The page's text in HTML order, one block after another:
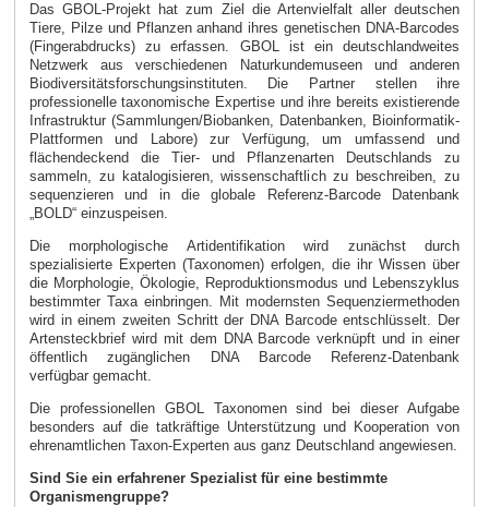
Das GBOL-Projekt hat zum Ziel die Artenvielfalt aller deutschen
Tiere, Pilze und Pflanzen anhand ihres genetischen DNA-Barcodes
(Fingerabdrucks) zu erfassen. GBOL ist ein deutschlandweites
Netzwerk aus verschiedenen Naturkundemuseen und anderen
Biodiversitätsforschungsinstituten. Die Partner stellen ihre
professionelle taxonomische Expertise und ihre bereits existierende
Infrastruktur (Sammlungen/Biobanken, Datenbanken, Bioinformatik-
Plattformen und Labore) zur Verfügung, um umfassend und
flächendeckend die Tier- und Pflanzenarten Deutschlands zu
sammeln, zu katalogisieren, wissenschaftlich zu beschreiben, zu
sequenzieren und in die globale Referenz-Barcode Datenbank
„BOLD“ einzuspeisen.
Die morphologische Artidentifikation wird zunächst durch
spezialisierte Experten (Taxonomen) erfolgen, die ihr Wissen über
die Morphologie, Ökologie, Reproduktionsmodus und Lebenszyklus
bestimmter Taxa einbringen. Mit modernsten Sequenziermethoden
wird in einem zweiten Schritt der DNA Barcode entschlüsselt. Der
Artensteckbrief wird mit dem DNA Barcode verknüpft und in einer
öffentlich zugänglichen DNA Barcode Referenz-Datenbank
verfügbar gemacht.
Die professionellen GBOL Taxonomen sind bei dieser Aufgabe
besonders auf die tatkräftige Unterstützung und Kooperation von
ehrenamtlichen Taxon-Experten aus ganz Deutschland angewiesen.
Sind Sie ein erfahrener Spezialist für eine bestimmte
Organismengruppe?